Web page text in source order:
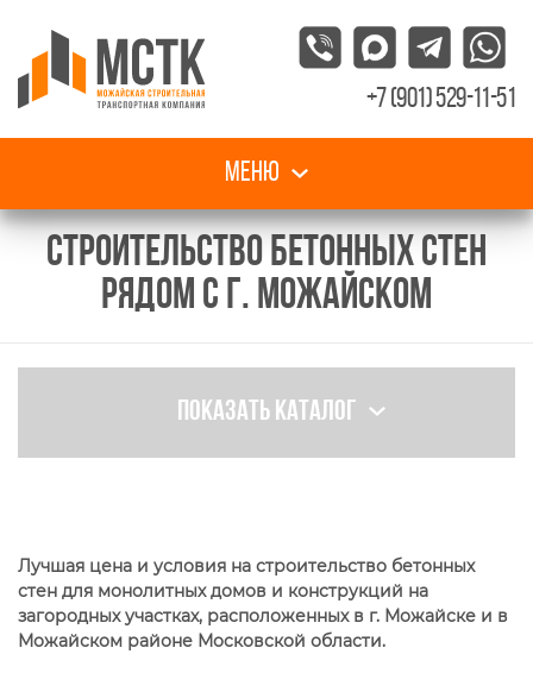
+7 (901) 529-11-51
Меню
СТРОИТЕЛЬСТВО БЕТОННЫХ СТЕН
РЯДОМ С Г. МОЖАЙСКОМ
Показать каталог
Лучшая цена и условия на строительство бетонных
стен для монолитных домов и конструкций на
загородных участках, расположенных в г. Можайске и в
Можайском районе Московской области.